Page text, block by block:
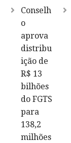
Conselh
o
aprova
distribu
ição de
R$ 13
bilhões
do FGTS
para
138,2
milhões